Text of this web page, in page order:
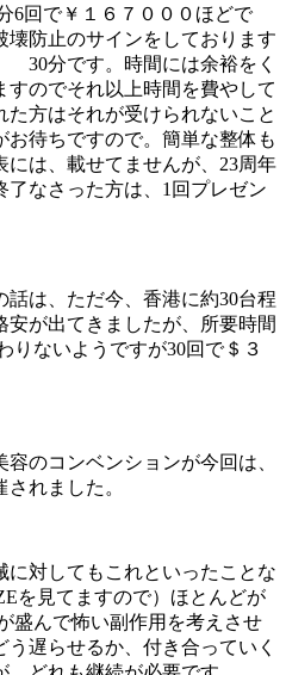
6回で￥１６７０００ほどで
防止のサインをしております
分です。時間には余裕をく
のでそれ以上時間を費やして
た方はそれが受けられないこと
お待ちですので。簡単な整体も
には、載せてませんが、23周年
了なさった方は、1回プレゼン
は、ただ今、香港に約30台程
が出てきましたが、所要時間
りないようですが30回で＄３
のコンベンションが今回は、
れました。
に対してもこれといったことな
を見てますので）ほとんどが
盛んで怖い副作用を考えさせ
遅らせるか、付き合っていく